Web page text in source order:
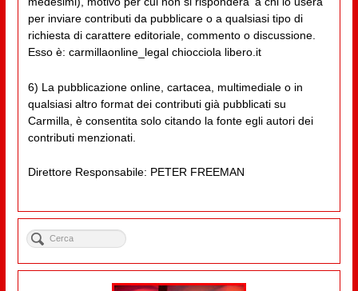
per inviare contributi da pubblicare o a qualsiasi tipo di
richiesta di carattere editoriale, commento o discussione.
Esso è: carmillaonline_legal chiocciola libero.it
6) La pubblicazione online, cartacea, multimediale o in
qualsiasi altro format dei contributi già pubblicati su
Carmilla, è consentita solo citando la fonte egli autori dei
contributi menzionati.
Direttore Responsabile: PETER FREEMAN